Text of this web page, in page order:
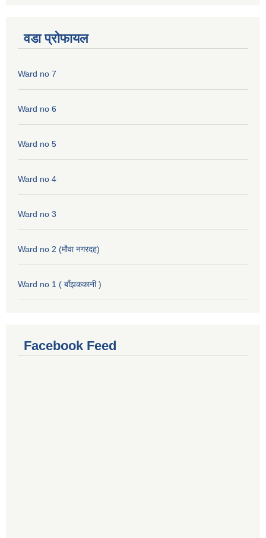
वडा प्रोफायल
Ward no 7
Ward no 6
Ward no 5
Ward no 4
Ward no 3
Ward no 2 (मौवा नगरदह)
Ward no 1 ( बाँझककानी )
Facebook Feed